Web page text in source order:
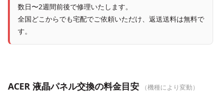
数日〜2週間前後で修理いたします。
全国どこからでも宅配でご依頼いただけ、返送送料は無料で
す。
ACER 液晶パネル交換の料金目安 （機種により変動）